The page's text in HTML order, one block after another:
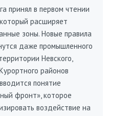
принял в первом чтении
расширяет
зоны. Новые правила
даже промышленного
Невского,
районов
понятие
фронт», которое
воздействие на